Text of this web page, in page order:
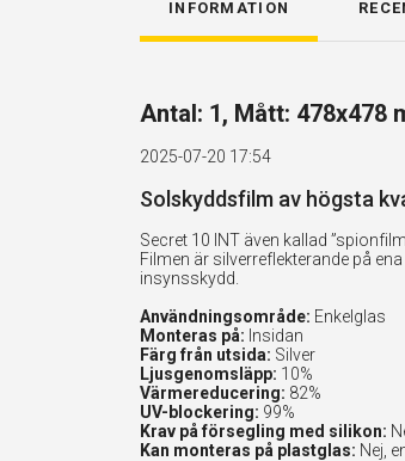
INFORMATION
Antal: 1, Mått: 478x478
2025-07-20 17:54
Solskyddsfilm av högsta
Secret 10 INT även kallad
Filmen är silverreflekterande på
insynsskydd.
Användningsområde: Enkelglas
Monteras på: Insidan
Färg från utsida: Silver
Ljusgenomsläpp: 10%
Värmereducering: 82%
UV-blockering: 99%
Krav på försegling med silikon:
Kan monteras på plastglas: Nej,